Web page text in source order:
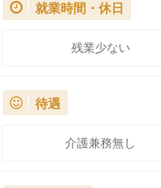
就業時間・休日
残業少ない
待遇
介護兼務無し